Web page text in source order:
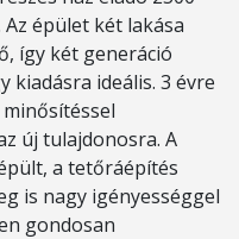
épület két lakása
így két generáció
kiadásra ideális. 3 évre
új tulajdonosra. A
a tetőráépítés
is nagy igényességgel
gondosan